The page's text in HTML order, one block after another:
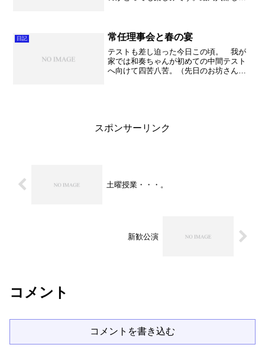
ィングをやったり、毎日...
日記 常任理事会と春の宴
テストも差し迫った今日この頃。 我が
家では和奏ちゃんが初めての中間テスト
へ向けて四苦八苦。（先日のお坊さんの
スポンサーリンク
土曜授業・・・。
新歓公演
コメント
コメントを書き込む